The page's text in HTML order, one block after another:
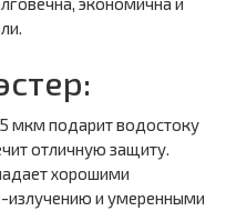
мкм подарит водостоку
отличную защиту.
хорошими
излучению и умеренными